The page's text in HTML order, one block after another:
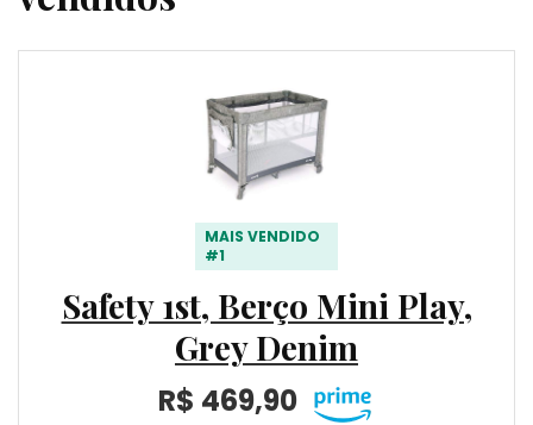
MAIS VENDIDO
#1
Safety 1st, Berço Mini Play,
Grey Denim
R$ 469,90